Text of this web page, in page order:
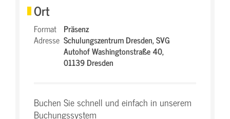
Ort
Format Präsenz
Adresse Schulungszentrum Dresden,SVG
Autohof Washingtonstraße 40,
01139 Dresden
Buchen Sie schnell und einfach in unserem
Buchungssystem